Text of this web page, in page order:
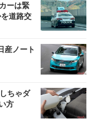
ーは緊
道路交
ノート
ちゃダ
方